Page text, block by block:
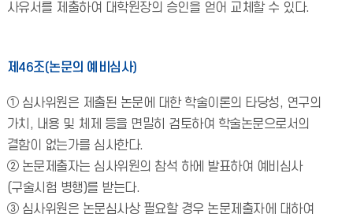
사유서를 제출하여 대학원장의 승인을 얻어 교체할 수 있다.
제46조(논문의 예비심사)
① 심사위원은 제출된 논문에 대한 학술이론의 타당성, 연구의
가치, 내용 및 체제 등을 면밀히 검토하여 학술논문으로서의
결함이 없는가를 심사한다.
② 논문제출자는 심사위원의 참석 하에 발표하여 예비심사
(구술시험 병행)를 받는다.
③ 심사위원은 논문심사상 필요할 경우 논문제출자에 대하여